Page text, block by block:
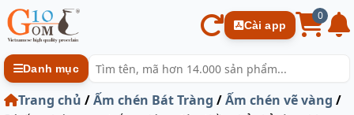
Cài app
0
Danh mục
Trang chủ /Ấm chén Bát Tràng /Ấm chén vẽ vàng /